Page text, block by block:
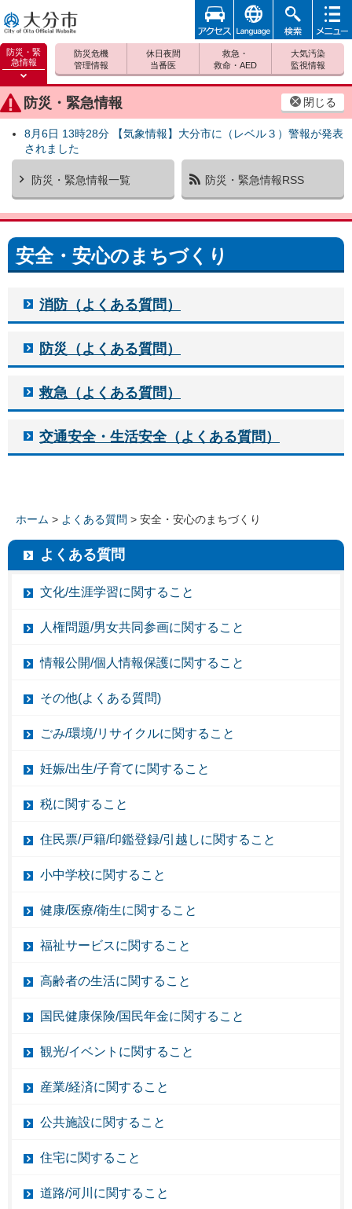
大分市
防災・緊
急情報
防災緊
急情報
を開く
防災・緊急情報 閉じる
8月6日 13時28分 【気象情報】大分市に（レベル３）警報が発表
されました
防災・緊急情報一覧 防災・緊急情報RSS
防災危機
管理情報
休日夜間
当番医
救急・
救命・AED
大気汚染
監視情報
アクセ
ス
foreign 検索
メニュ
安全・安心のまちづくり
消防（よくある質問）
防災（よくある質問）
救急（よくある質問）
交通安全・生活安全（よくある質問）
ホーム > よくある質問 > 安全・安心のまちづくり
よくある質問
文化/生涯学習に関すること
人権問題/男女共同参画に関すること
情報公開/個人情報保護に関すること
その他(よくある質問)
ごみ/環境/リサイクルに関すること
妊娠/出生/子育てに関すること
税に関すること
住民票/戸籍/印鑑登録/引越しに関すること
小中学校に関すること
健康/医療/衛生に関すること
福祉サービスに関すること
高齢者の生活に関すること
国民健康保険/国民年金に関すること
観光/イベントに関すること
産業/経済に関すること
公共施設に関すること
住宅に関すること
道路/河川に関すること